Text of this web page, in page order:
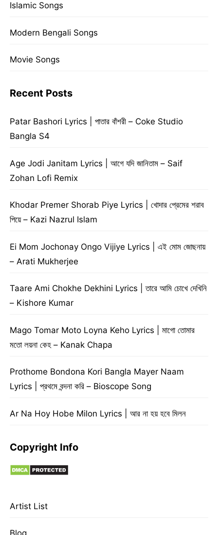
Islamic Songs
Modern Bengali Songs
Movie Songs
Recent Posts
Patar Bashori Lyrics | পাতার বাঁশরী – Coke Studio
Bangla S4
Age Jodi Janitam Lyrics | আগে যদি জানিতাম – Saif
Zohan Lofi Remix
Khodar Premer Shorab Piye Lyrics | খোদার প্রেমের শরাব
পিয়ে – Kazi Nazrul Islam
Ei Mom Jochonay Ongo Vijiye Lyrics | এই মোম জোছনায়
– Arati Mukherjee
Taare Ami Chokhe Dekhini Lyrics | তারে আমি চোখে দেখিনি
– Kishore Kumar
Mago Tomar Moto Loyna Keho Lyrics | মাগো তোমার
মতো লয়না কেহ – Kanak Chapa
Prothome Bondona Kori Bangla Mayer Naam
Lyrics | প্রথমে বন্দনা করি – Bioscope Song
Ar Na Hoy Hobe Milon Lyrics | আর না হয় হবে মিলন
Copyright Info
Artist List
Blog